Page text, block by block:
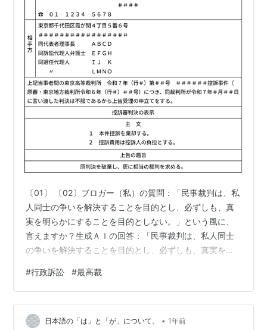
〔01〕 〔02〕ブロガー（私）の質問：「民事裁判は、私
人同士の争いを解決することを目的とし、必ずしも、真
実を明らかにすることを目的としない。」という風に、
言えますか？生成ＡＩの回答：「民事裁判は、私人同士
の争いを解決することを目的とし、必ずしも、真実を明
訟の原則を端的に示したものとして、概ね正しいと言え
ます。従って、〔02〕により、〔03〕「民事訴訟」は、
「真実を明らかにすること」が「目的」なのではなく、
「私人間の紛争を解決」することが、「目的」であるた
#行政訴訟 #最高裁
日本語の「は」と「が」について。 • 1年前